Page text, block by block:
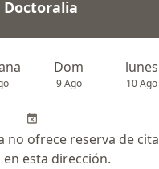
Doctoralia
Dom
9 Ago
lunes
10 Ago
no ofrece reserva de cita
en esta dirección.